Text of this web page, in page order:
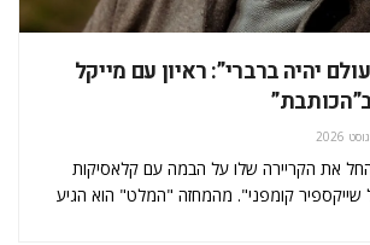
יהיה ברברי”: ראיון עם מייקל
את הקריירה שלו על הבמה עם קלאסיקות
שייקספיר קומפני". מהמחזה "המלט" הוא הגיע